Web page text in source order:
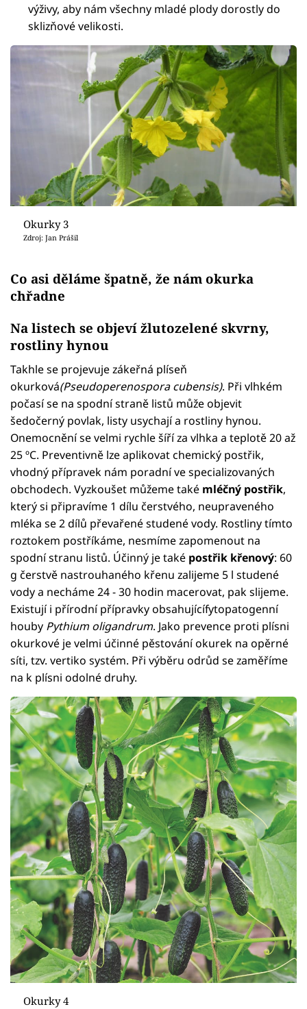
výživy, aby nám všechny mladé plody dorostly do
sklizňové velikosti.
Okurky 3
Zdroj: Jan Prášil
Co asi děláme špatně, že nám okurka
chřadne
Na listech se objeví žlutozelené skvrny,
rostliny hynou
Takhle se projevuje zákeřná plíseň
okurková(Pseudoperenospora cubensis). Při vlhkém
počasí se na spodní straně listů může objevit
šedočerný povlak, listy usychají a rostliny hynou.
Onemocnění se velmi rychle šíří za vlhka a teplotě 20 až
25 ºC. Preventivně lze aplikovat chemický postřik,
vhodný přípravek nám poradní ve specializovaných
obchodech. Vyzkoušet můžeme také mléčný postřik,
který si připravíme 1 dílu čerstvého, neupraveného
mléka se 2 dílů převařené studené vody. Rostliny tímto
roztokem postříkáme, nesmíme zapomenout na
spodní stranu listů. Účinný je také postřik křenový: 60
g čerstvě nastrouhaného křenu zalijeme 5 l studené
vody a necháme 24 - 30 hodin macerovat, pak slijeme.
Existují i přírodní přípravky obsahujícífytopatogenní
houby Pythium oligandrum. Jako prevence proti plísni
okurkové je velmi účinné pěstování okurek na opěrné
síti, tzv. vertiko systém. Při výběru odrůd se zaměříme
na k plísni odolné druhy.
Okurky 4